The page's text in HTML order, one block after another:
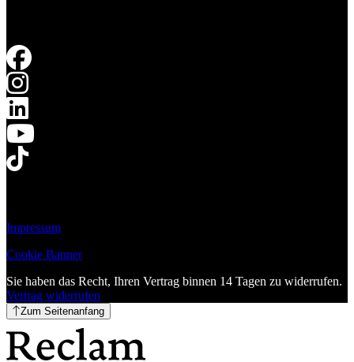
Impressum
Cookie Banner
Sie haben das Recht, Ihren Vertrag binnen 14 Tagen zu widerrufen.
Vertrag widerrufen
Zum Seitenanfang